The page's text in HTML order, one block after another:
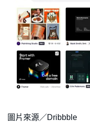
圖片來源／Dribbble